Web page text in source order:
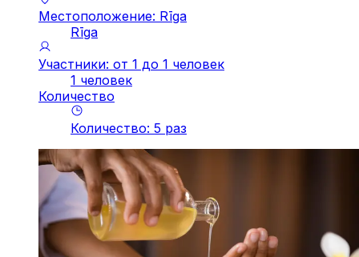
Местоположение: Rīga
Rīga
Участники: от 1 до 1 человек
1 человек
Количество
Количество: 5 pаз